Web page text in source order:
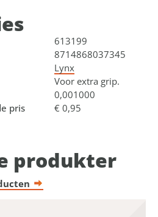
613199
8714868037345
Lynx
Voor extra grip.
0,001000
pris
€ 0,95
produkter